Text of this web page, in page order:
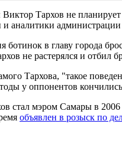
Тархов не планирует
аналитики
ботинок в главу города
не растерялся и отбил
Тархова, "такое
у оппонентов
стал мэром Самары в
объявлен в розыск по